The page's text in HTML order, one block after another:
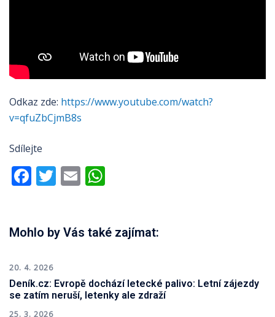
Odkaz zde: https://www.youtube.com/watch?
v=qfuZbCjmB8s
Sdílejte
Facebook
Twitter
Email
Mohlo by Vás také zajímat:
20. 4. 2026
Deník.cz: Evropě dochází letecké palivo: Letní zájezdy
se zatím neruší, letenky ale zdraží
25. 3. 2026